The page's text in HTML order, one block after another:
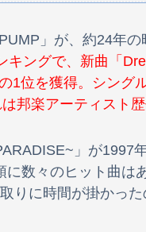
ｗｗｗｗ
い服を着てしまうｗｗ
乳！！【GIF動画あり】
シてしまうwwwwww
」が、約24年
キングで、新曲「
1位を獲得。シング
邦楽アーティスト歴
」が1997
数々のヒット曲は
りに時間が掛かっ